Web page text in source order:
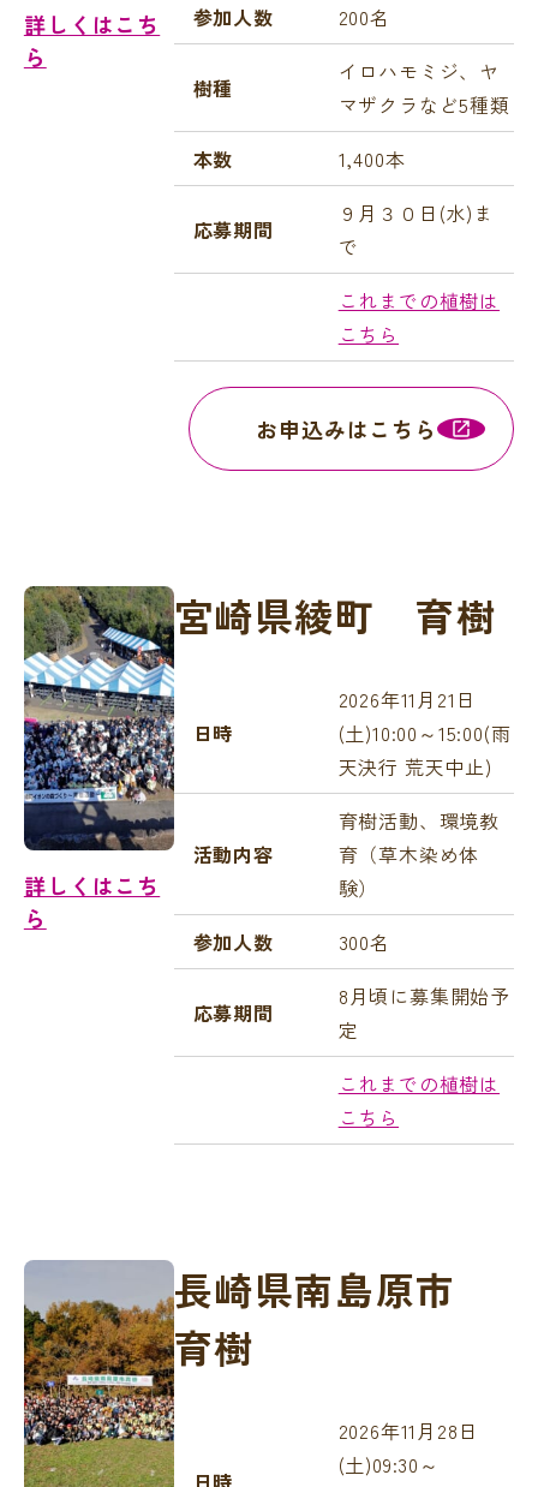
詳しくはこち
ら
参加人数
200名
樹種
イロハモミジ、ヤ
マザクラなど5種類
本数
1,400本
応募期間
９月３０日(水)ま
で
これまでの植樹は
こちら
お申込みはこちら
詳しくはこち
ら
宮崎県綾町 育樹
日時
2026年11月21日
(土)10:00～15:00(雨
天決行 荒天中止)
活動内容
育樹活動、環境教
育（草木染め体
験）
参加人数
300名
応募期間
8月頃に募集開始予
定
これまでの植樹は
こちら
長崎県南島原市
育樹
日時
2026年11月28日
(土)09:30～